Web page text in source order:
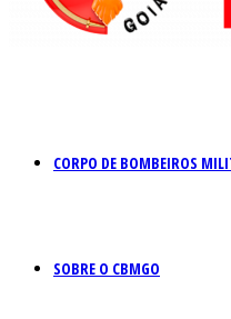
CORPO DE BOMBEIROS
SOBRE O CBMGO